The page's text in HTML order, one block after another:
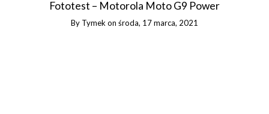
Fototest – Motorola Moto G9 Power
By Tymek on środa, 17 marca, 2021